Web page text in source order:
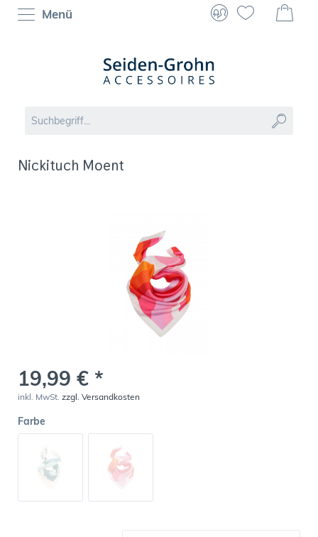
Menü
Nickituch Moent
19,99 € *
inkl. MwSt. zzgl. Versandkosten
Farbe